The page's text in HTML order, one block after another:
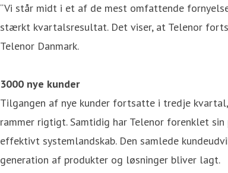
“Vi står midt i et af de mest omfattende
stærkt kvartalsresultat. Det viser, at Telenor
Telenor Danmark.
3000 nye kunder
Tilgangen af nye kunder fortsatte i tredje
rammer rigtigt. Samtidig har Telenor forenklet
effektivt systemlandskab. Den samlede
generation af produkter og løsninger bliver lagt.